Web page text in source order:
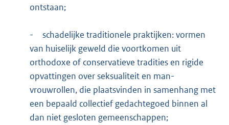
ontstaan;
-
schadelijke traditionele praktijken: vormen
van huiselijk geweld die voortkomen uit
orthodoxe of conservatieve tradities en rigide
opvattingen over seksualiteit en man-
vrouwrollen, die plaatsvinden in samenhang met
een bepaald collectief gedachtegoed binnen al
dan niet gesloten gemeenschappen;